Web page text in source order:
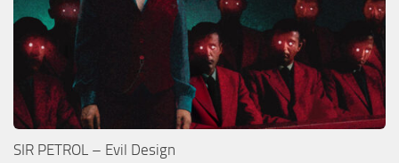
SIR PETROL – Evil Design